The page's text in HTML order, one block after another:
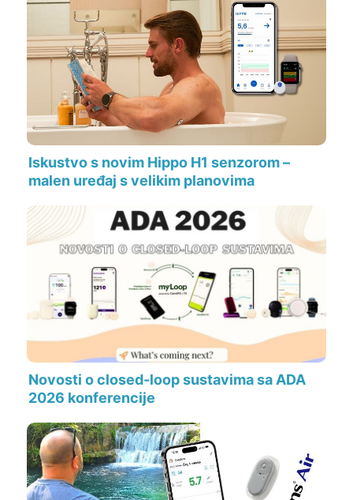
Iskustvo s novim Hippo H1 senzorom –
malen uređaj s velikim planovima
Novosti o closed-loop sustavima sa ADA
2026 konferencije